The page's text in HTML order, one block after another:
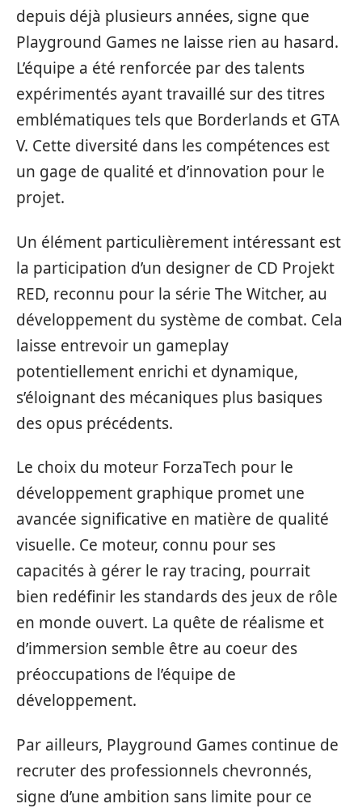
depuis déjà plusieurs années, signe que
Playground Games ne laisse rien au hasard.
L’équipe a été renforcée par des talents
expérimentés ayant travaillé sur des titres
emblématiques tels que Borderlands et GTA
V. Cette diversité dans les compétences est
un gage de qualité et d’innovation pour le
projet.
Un élément particulièrement intéressant est
la participation d’un designer de CD Projekt
RED, reconnu pour la série The Witcher, au
développement du système de combat. Cela
laisse entrevoir un gameplay
potentiellement enrichi et dynamique,
s’éloignant des mécaniques plus basiques
des opus précédents.
Le choix du moteur ForzaTech pour le
développement graphique promet une
avancée significative en matière de qualité
visuelle. Ce moteur, connu pour ses
capacités à gérer le ray tracing, pourrait
bien redéfinir les standards des jeux de rôle
en monde ouvert. La quête de réalisme et
d’immersion semble être au coeur des
préoccupations de l’équipe de
développement.
Par ailleurs, Playground Games continue de
recruter des professionnels chevronnés,
signe d’une ambition sans limite pour ce